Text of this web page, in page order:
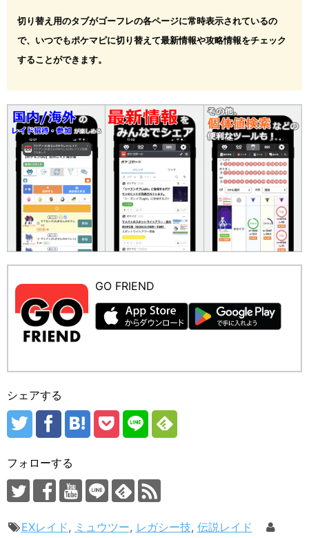
切り替え用のタブがゴーフレの各ページに常時表示されているの
で、いつでもポケマピに切り替えて最新情報や攻略情報をチェック
することができます。
GO FRIEND
シェアする
フォローする
EXレイド, ミュウツー, レガシー技, 伝説レイド